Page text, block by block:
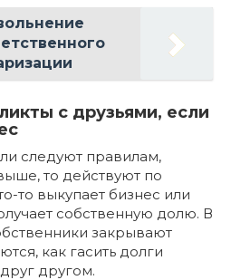
с друзьями, если
следуют правилам,
то действуют по
то выкупает бизнес или
собственную долю. В
закрывают
как гасить долги
другом.